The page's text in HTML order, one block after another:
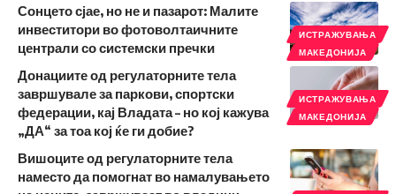
ИСТРАЖУВАЊА
МАКЕДОНИЈА
Сонцето сјае, но не и пазарот: Малите
инвеститори во фотоволтаичните
централи со системски пречки
ИСТРАЖУВАЊА
МАКЕДОНИЈА
Донациите од регулаторните тела
завршувале за паркови, спортски
федерации, кај Владата – но кој кажува
„ДА“ за тоа кој ќе ги добие?
Вишоците од регулаторните тела
наместо да помогнат во намалувањето